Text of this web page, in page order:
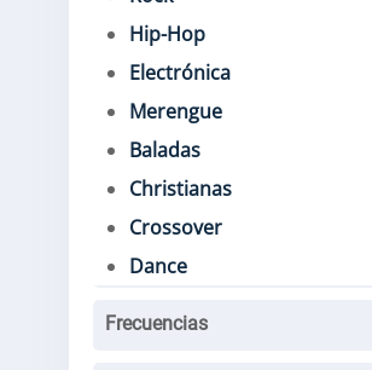
Hip-Hop
Electrónica
Merengue
Baladas
Christianas
Crossover
Dance
Frecuencias